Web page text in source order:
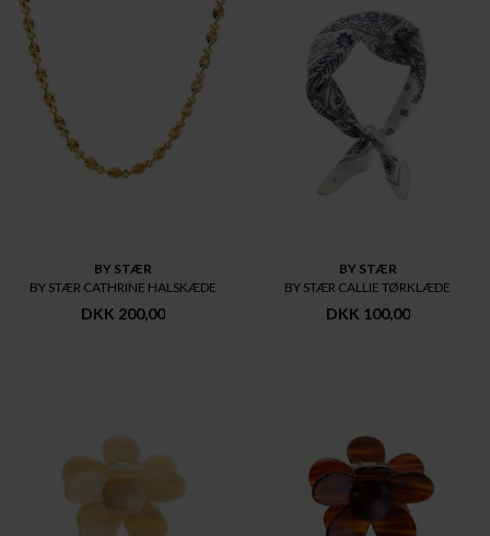
BY STÆR
BY STÆR CATHRINE HALSKÆDE
DKK 200,00
BY STÆR
BY STÆR CALLIE TØRKLÆDE
DKK 100,00